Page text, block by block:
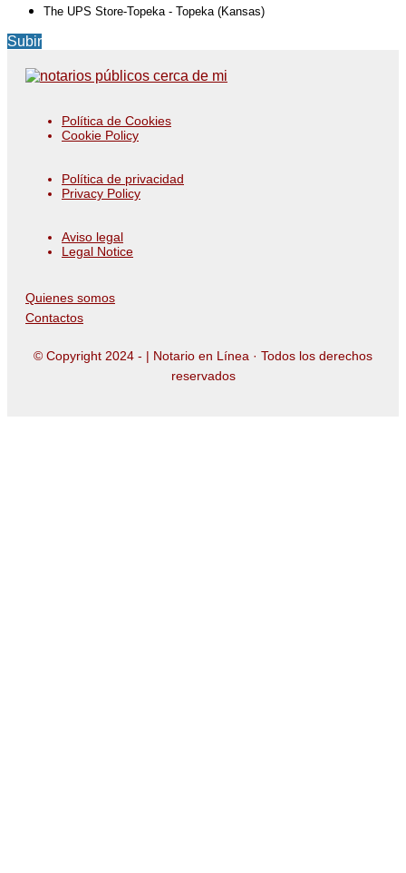
The UPS Store-Topeka - Topeka (Kansas)
Subir
Política de Cookies
Cookie Policy
Política de privacidad
Privacy Policy
Aviso legal
Legal Notice
Quienes somos
Contactos
© Copyright 2024 - | Notario en Línea · Todos los derechos
reservados